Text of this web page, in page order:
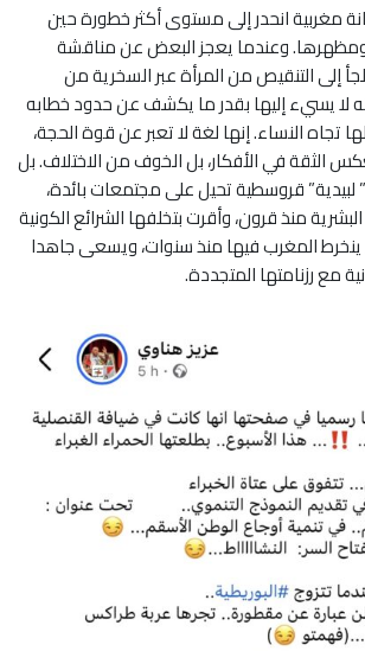
مغربية انحدر إلى مستوى أكثر خطورة حين
وعندما يعجز البعض عن مناقشة
إلى التنقيص من المرأة عبر السخرية من
لا يسيء إليها بقدر ما يكشف عن حدود خطابه
تجاه النساء. إنها لغة لا تعبر عن قوة الحجة،
الثقة في الأفكار، بل الخوف من الاختلاف. بل
قروسطية تحيل على مجتمعات بائدة،
منذ قرون، وأقرت بتخلفها الشرائع الكونية
ينخرط المغرب فيها منذ سنوات، ويسعى جاهدا
مع رزنامتها المتجددة.